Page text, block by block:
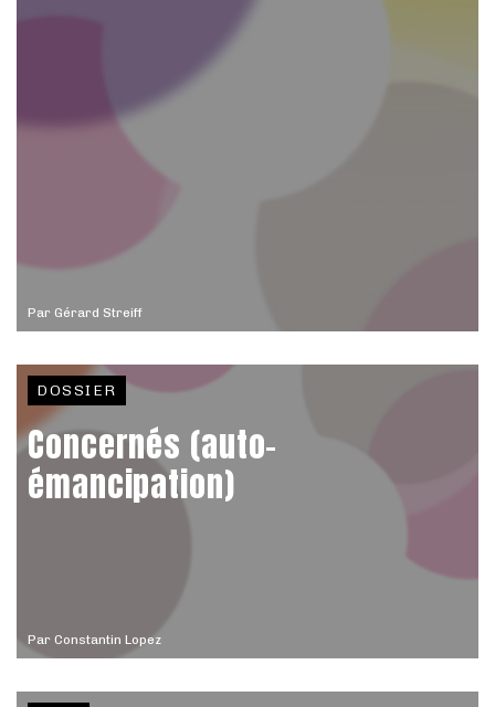
Par Gérard Streiff
Par Constantin Lopez
DOSSIER
Concernés (auto-
émancipation)